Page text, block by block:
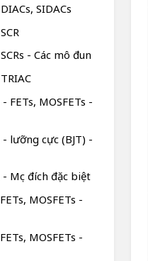
SIDACs
- Các mô đun
FETs, MOSFETs -
lưỡng cực (BJT) -
Mục đích đặc biệt
MOSFETs -
MOSFETs -